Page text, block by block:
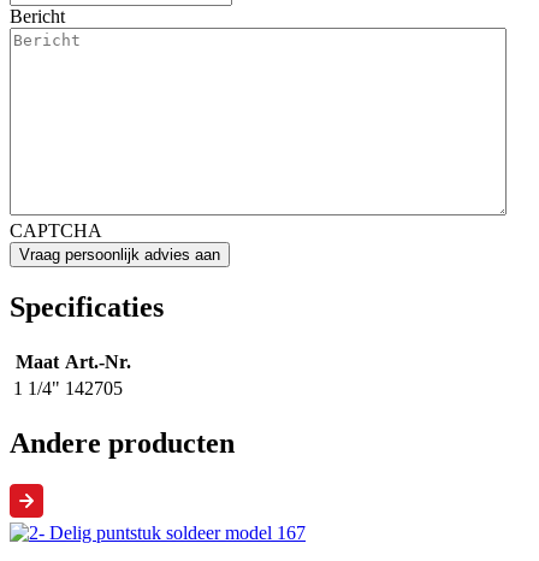
Bericht
CAPTCHA
Specificaties
Maat Art.-Nr.
1 1/4" 142705
Andere producten